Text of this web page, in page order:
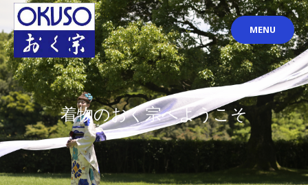
Skip
content
MENU
着物のおく宗へようこそ